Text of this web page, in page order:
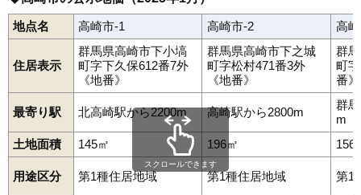
98 宿大類町 9.2万円 990万円 -0.8%
99 山名町 9.1万円 896万円 7.1%
100 塚田町 9.0万円 957万円 2.5%
後疋間町 997万円 -0.4%
102 井出町 8.8万円 845万円 -0.3%
103 楽間町 8.7万円 682万円 -1.7%
104 上小塙町 8.7万円 1,109万円 0.9%
105 京目町 1,075万円 -0.2%
地点名 高崎市-1 高崎市-2 高
住居表示
群馬県高崎市下小塙
町字下久保612番7外
《地番》
群馬県高崎市下之城
町字松村471番3外
《地番》
群
町
番》
最寄り駅 北高崎駅から2200m 高崎駅から2800m
群
m
土地面積
145㎡ 196㎡ 156
用途区分 第1種住居地域 第1種住居地域 第1
スクロールできます